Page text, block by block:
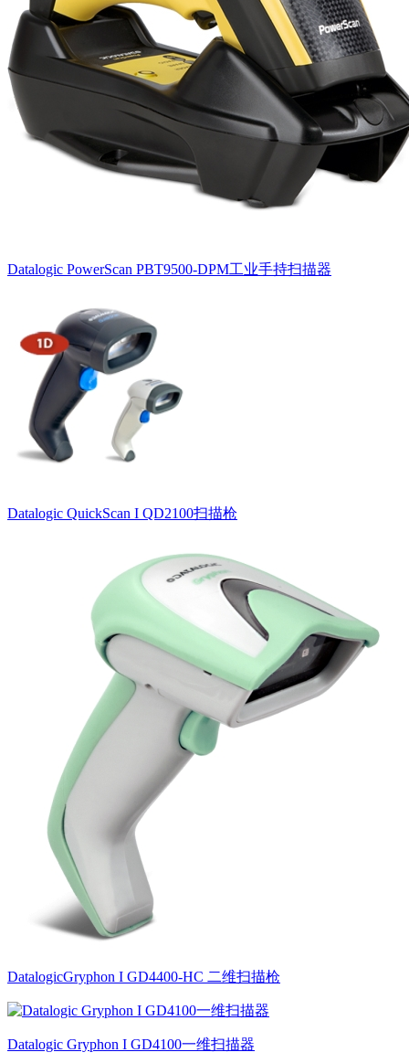
Datalogic PowerScan PBT9500-DPM工业手持扫描器
Datalogic QuickScan I QD2100扫描枪
DatalogicGryphon I GD4400-HC 二维扫描枪
Datalogic Gryphon I GD4100一维扫描器